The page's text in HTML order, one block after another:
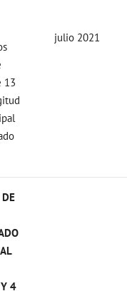
13
julio 2021
Y 4